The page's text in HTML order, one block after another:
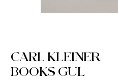
CARL KLEINER
BOOKS GUL